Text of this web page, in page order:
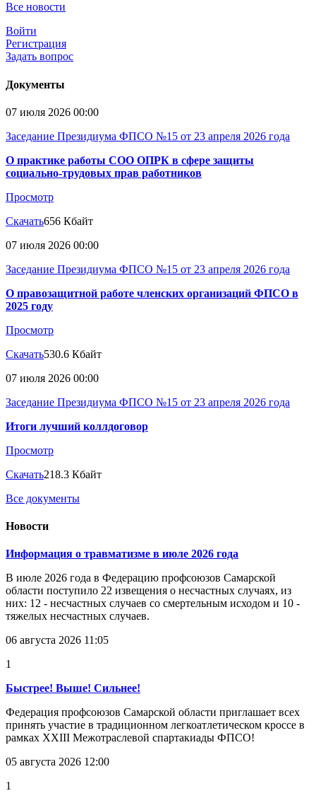
Все новости
Войти
Регистрация
Задать вопрос
Документы
07 июля 2026 00:00
Заседание Президиума ФПСО №15 от 23 апреля 2026 года
О практике работы СОО ОПРК в сфере защиты
социально-трудовых прав работников
Просмотр
Скачать656 Кбайт
07 июля 2026 00:00
Заседание Президиума ФПСО №15 от 23 апреля 2026 года
О правозащитной работе членских организаций ФПСО в
2025 году
Просмотр
Скачать530.6 Кбайт
07 июля 2026 00:00
Заседание Президиума ФПСО №15 от 23 апреля 2026 года
Итоги лучший коллдоговор
Просмотр
Скачать218.3 Кбайт
Все документы
Новости
Информация о травматизме в июле 2026 года
В июле 2026 года в Федерацию профсоюзов Самарской
области поступило 22 извещения о несчастных случаях, из
них: 12 - несчастных случаев со смертельным исходом и 10 -
тяжелых несчастных случаев.
06 августа 2026 11:05
1
Быстрее! Выше! Сильнее!
Федерация профсоюзов Самарской области приглашает всех
принять участие в традиционном легкоатлетическом кроссе в
рамках XXIII Межотраслевой спартакиады ФПСО!
05 августа 2026 12:00
1